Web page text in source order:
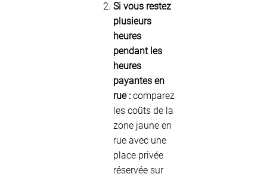
Si vous restez
plusieurs
heures
pendant les
heures
payantes en
rue : comparez
les coûts de la
zone jaune en
rue avec une
place privée
réservée sur